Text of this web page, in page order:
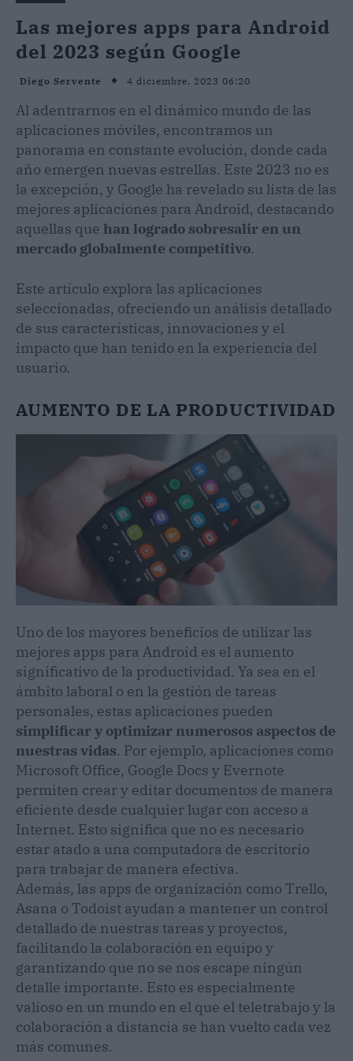
Las mejores apps para Android
del 2023 según Google
Diego Servente 4 diciembre, 2023 06:20
Al adentrarnos en el dinámico mundo de las
aplicaciones móviles, encontramos un
panorama en constante evolución, donde cada
año emergen nuevas estrellas. Este 2023 no es
la excepción, y Google ha revelado su lista de las
mejores aplicaciones para Android, destacando
aquellas que han logrado sobresalir en un
mercado globalmente competitivo.
Este artículo explora las aplicaciones
seleccionadas, ofreciendo un análisis detallado
de sus características, innovaciones y el
impacto que han tenido en la experiencia del
usuario.
AUMENTO DE LA PRODUCTIVIDAD
Uno de los mayores beneficios de utilizar las
mejores apps para Android es el aumento
significativo de la productividad. Ya sea en el
ámbito laboral o en la gestión de tareas
personales, estas aplicaciones pueden
simplificar y optimizar numerosos aspectos de
nuestras vidas. Por ejemplo, aplicaciones como
Microsoft Office, Google Docs y Evernote
permiten crear y editar documentos de manera
eficiente desde cualquier lugar con acceso a
Internet. Esto significa que no es necesario
estar atado a una computadora de escritorio
para trabajar de manera efectiva.
Además, las apps de organización como Trello,
Asana o Todoist ayudan a mantener un control
detallado de nuestras tareas y proyectos,
facilitando la colaboración en equipo y
garantizando que no se nos escape ningún
detalle importante. Esto es especialmente
valioso en un mundo en el que el teletrabajo y la
colaboración a distancia se han vuelto cada vez
más comunes.